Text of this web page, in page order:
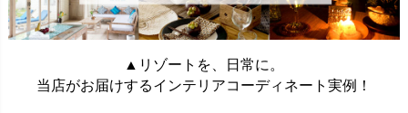
▲リゾートを、日常に。
当店がお届けするインテリアコーディネート実例！